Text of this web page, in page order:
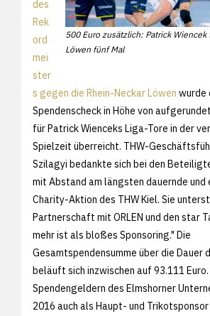
500 Euro zusätzlich: Patrick Wiencek
Löwen fünf Mal
des
Rek
ord
mei
ster
s gegen die Rhein-Neckar Löwen wurde
Spendenscheck in Höhe von
für Patrick Wienceks Liga-Tore in der
Spielzeit überreicht. THW-
Szilagyi bedankte sich bei den
mit Abstand am längsten dauernde
Charity-Aktion des THW Kiel. Sie
Partnerschaft mit ORLEN und den star
mehr ist als bloßes Sponsoring." Die
Gesamtspendensumme über die Dauer
beläuft sich inzwischen auf 93.111
Spendengeldern des Elmshorner
2016 auch als Haupt- und Trikotsponsor